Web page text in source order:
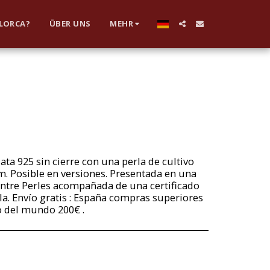
ÜBER UNS MEHR
925 sin cierre con una perla de cultivo
Posible en versiones. Presentada en una
Perles acompañada de una certificado
Envío gratis : España compras superiores
del mundo 200€ .